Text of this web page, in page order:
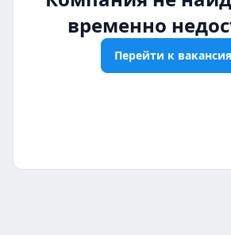
временно
Перейти к